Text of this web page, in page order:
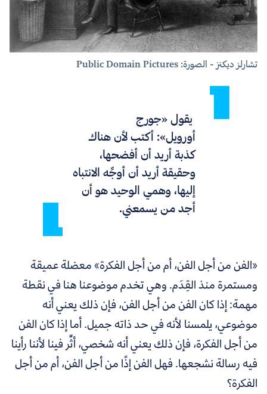
تشارلز ديكنز - الصورة: Public Domain Pictures
يقول «جورج
أورويل»: أكتب لأن هناك
كذبة أريد أن أفضحها،
وحقيقة أريد أن أوجِّه الانتباه
إليها، وهمي الوحيد هو أن
أجد من يسمعني.
«الفن من أجل الفن، أم من أجل الفكرة»معضلة عميقة
ومستمرة منذ القِدَم. وهي تخدم موضوعنا هنا في نقطة
مهمة: إذا كان الفن من أجل الفن، فإن ذلك يعني أنه
موضوعي، يلمسنا لأنه في حد ذاته جميل. أما إذا كان الفن
من أجل الفكرة، فإن ذلك يعني أنه شخصي، أثَّر فينا لأننا رأينا
فيه رسالة نشجعها. فهل الفن إذًا من أجل الفن، أم من أجل
الفكرة؟